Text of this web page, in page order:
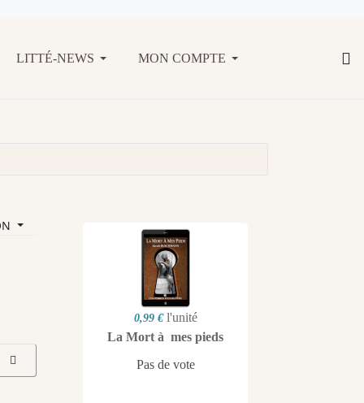
LITTÉ-NEWS MON COMPTE
0,99 € l'unité
La Mort à mes pieds
Pas de vote